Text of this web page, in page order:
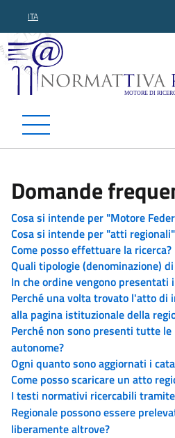
ITA
Normattiva
Domande
Cosa si intende per "Motore
Cosa si intende per "atti
Come posso effettuare la ricerca?
Quali tipologie (denominazione)
In che ordine vengono
Perché una volta trovato l'atto di
alla pagina istituzionale della
Perché non sono presenti tutte
autonome?
Ogni quanto sono aggiornati i
Come posso scaricare un atto
I testi normativi ricercabili
Regionale possono essere
liberamente altrove?